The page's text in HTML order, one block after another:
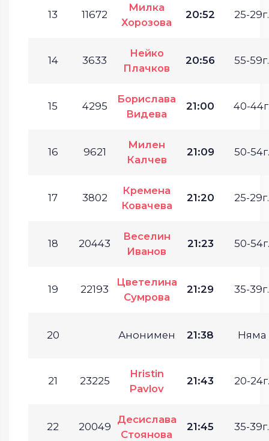
13 11672
Милка
Хорозова
20:52 25-29г.
14 3633
Нейко
Плачков
20:56 55-59г.
15 4295
Борислава
Видева
21:00 40-
16 9621
Милен
Калчев
21:09 50-54г.
17 3802
Кремена
Ковачева
21:20 25-29г.
18 20443
Веселин
Иванов
21:23 50-54г.
19 22193
Цветелина
Сумрова
21:29 35-39г.
20 Анонимен 21:38 Няма
21 23225
Hristin
Pavlov
21:43 20-24г.
22 20049
Десислава
Стоянова
21:45 35-39г.